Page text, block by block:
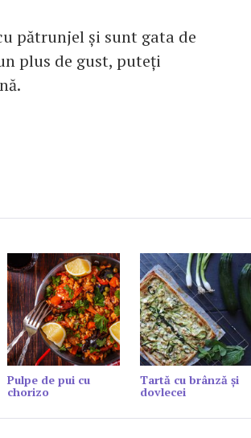
pătrunjel şi sunt gata de
plus de gust, puteţi
Pulpe de pui cu
chorizo
Tartă cu brânză și
dovlecei